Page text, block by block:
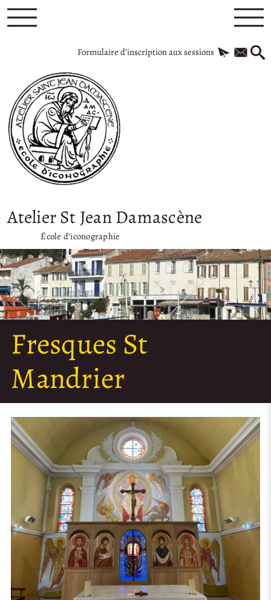
Formulaire d’inscription aux sessions
Atelier St Jean Damascène
École d’iconographie
Fresques St
Mandrier